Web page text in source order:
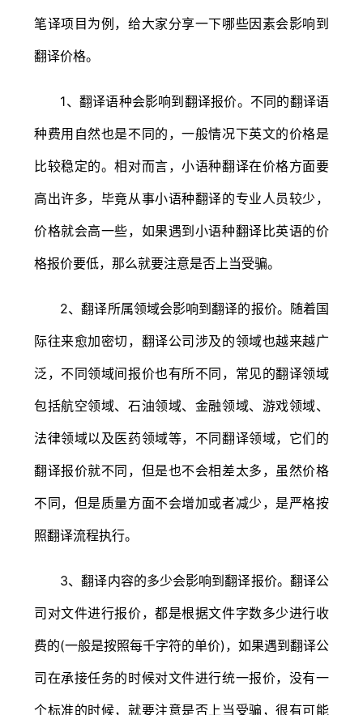
笔译项目为例，给大家分享一下哪些因素会影响到
翻译价格。
1、翻译语种会影响到翻译报价。不同的翻译语
种费用自然也是不同的，一般情况下英文的价格是
比较稳定的。相对而言，小语种翻译在价格方面要
高出许多，毕竟从事小语种翻译的专业人员较少，
价格就会高一些，如果遇到小语种翻译比英语的价
格报价要低，那么就要注意是否上当受骗。
2、翻译所属领域会影响到翻译的报价。随着国
际往来愈加密切，翻译公司涉及的领域也越来越广
泛，不同领域间报价也有所不同，常见的翻译领域
包括航空领域、石油领域、金融领域、游戏领域、
法律领域以及医药领域等，不同翻译领域，它们的
翻译报价就不同，但是也不会相差太多，虽然价格
不同，但是质量方面不会增加或者减少，是严格按
照翻译流程执行。
3、翻译内容的多少会影响到翻译报价。翻译公
司对文件进行报价，都是根据文件字数多少进行收
费的(一般是按照每千字符的单价)，如果遇到翻译公
司在承接任务的时候对文件进行统一报价，没有一
个标准的时候，就要注意是否上当受骗，很有可能